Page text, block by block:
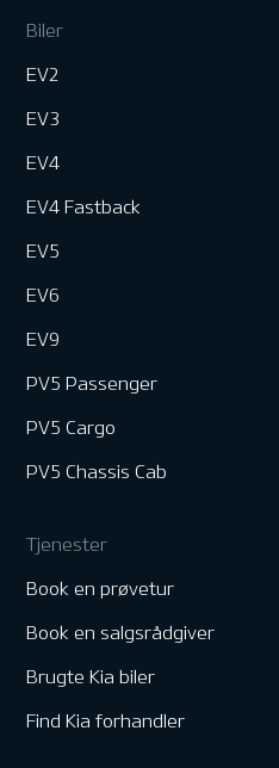
Biler
EV2
EV3
EV4
EV4 Fastback
EV5
EV6
EV9
PV5 Passenger
PV5 Cargo
PV5 Chassis Cab
Tjenester
Book en prøvetur
Book en salgsrådgiver
Brugte Kia biler
Find Kia forhandler